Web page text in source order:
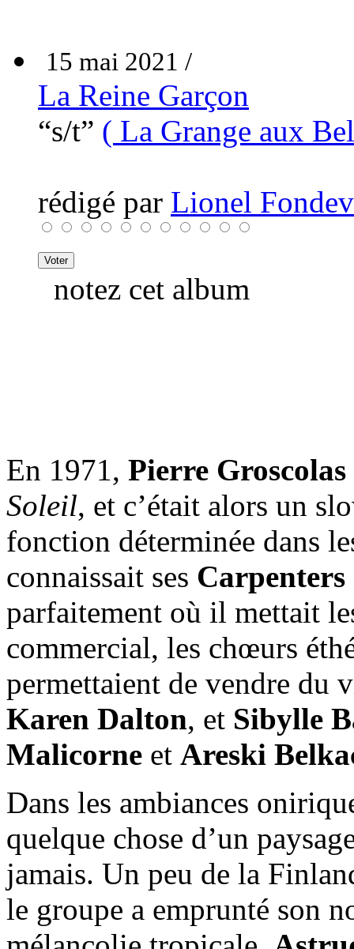
15 mai 2021 /
La Reine Garçon
“s/t” ( La Grange aux
rédigé par Lionel
notez cet album
En 1971, Pierre Groscolas
Soleil, et c’était alors un
fonction déterminée dans
connaissait ses Carpenters
parfaitement où il mettait
commercial, les chœurs
permettaient de vendre du
Karen Dalton, et Sibylle
Malicorne et Areski
Dans les ambiances
quelque chose d’un
jamais. Un peu de la
le groupe a emprunté son